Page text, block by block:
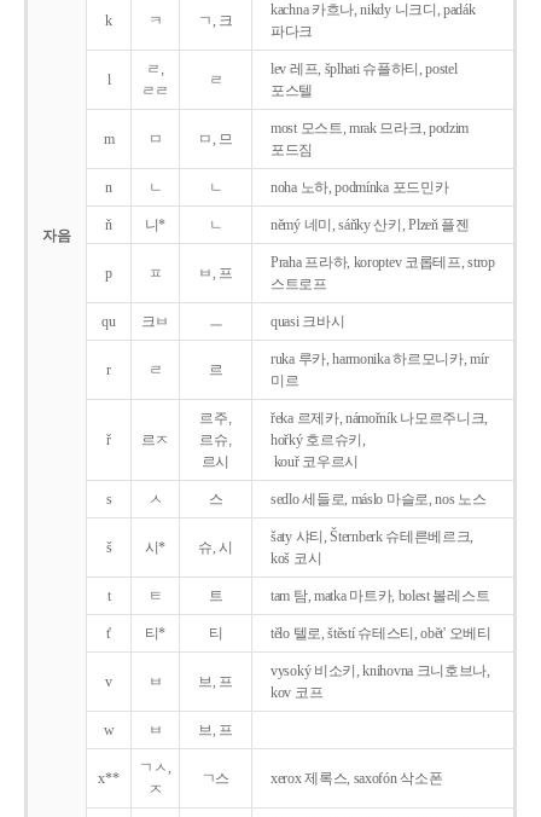
자음
k ㅋ ㄱ, 크
kachna 카흐나, nikdy 니크디, padák
파다크
l
ㄹ,
ㄹㄹ
ㄹ
lev 레프, šplhati 슈플하티, postel
포스텔
m ㅁ ㅁ, 므
most 모스트, mrak 므라크, podzim
포드짐
n ㄴ ㄴ noha 노하, podmínka 포드민카
ň 니* ㄴ němý 네미, sáňky 산키, Plzeň 플젠
p ㅍ ㅂ, 프
Praha 프라하, koroptev 코롭테프, strop
스트로프
qu 크ㅂ ㅡ quasi 크바시
r ㄹ 르
ruka 루카, harmonika 하르모니카, mír
미르
ř 르ㅈ
르주,
르슈,
르시
řeka 르제카, námořník 나모르주니크,
hořký 호르슈키,
kouř 코우르시
s ㅅ 스 sedlo 세들로, máslo 마슬로, nos 노스
š 시* 슈, 시
šaty 샤티, Šternberk 슈테른베르크,
koš 코시
t ㅌ 트 tam 탐, matka 마트카, bolest 볼레스트
t' 티* 티 tělo 텔로, štěstí 슈테스티, obět' 오베티
v ㅂ 브, 프
vysoký 비소키, knihovna 크니호브나,
kov 코프
w ㅂ 브, 프
x**
ㄱㅅ,
ㅈ
ㄱ스 xerox 제록스, saxofón 삭소폰